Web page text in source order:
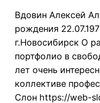
Вдовин Алексей
рождения
г.Новосибирск О
портфолио в
лет очень
коллективе
Слон https://web-